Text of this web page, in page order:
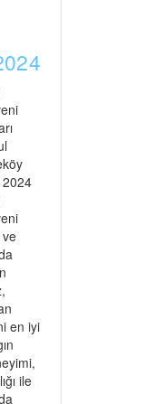
ve
en iyi
ile